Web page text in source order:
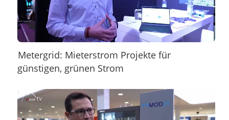
Metergrid: Mieterstrom Projekte für
günstigen, grünen Strom